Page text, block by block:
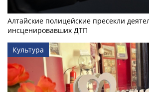
Алтайские полицейские пресекли
инсценировавших ДТП
Культура